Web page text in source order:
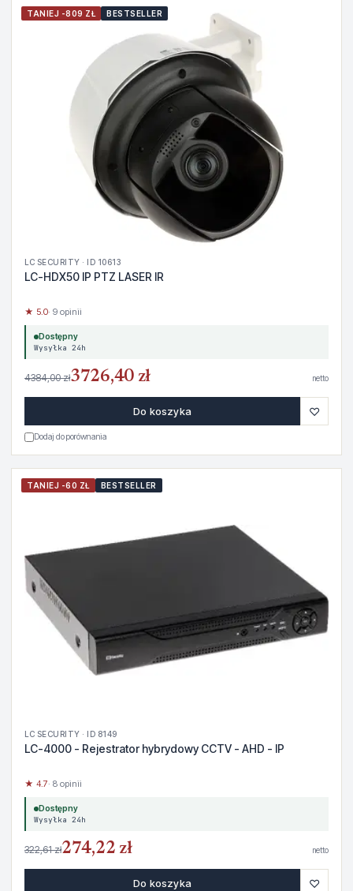
TANIEJ -809 ZŁ BESTSELLER
LC SECURITY · ID 10613
LC-HDX50 IP PTZ LASER IR
★ 5.0· 9 opinii
Dostępny
Wysyłka 24h
4384,00 zł3726,40 zł netto
Do koszyka ♡
Dodaj do porównania
TANIEJ -60 ZŁ BESTSELLER
LC SECURITY · ID 8149
LC-4000 - Rejestrator hybrydowy CCTV - AHD - IP
★ 4.7· 8 opinii
Dostępny
Wysyłka 24h
322,61 zł274,22 zł netto
Do koszyka ♡